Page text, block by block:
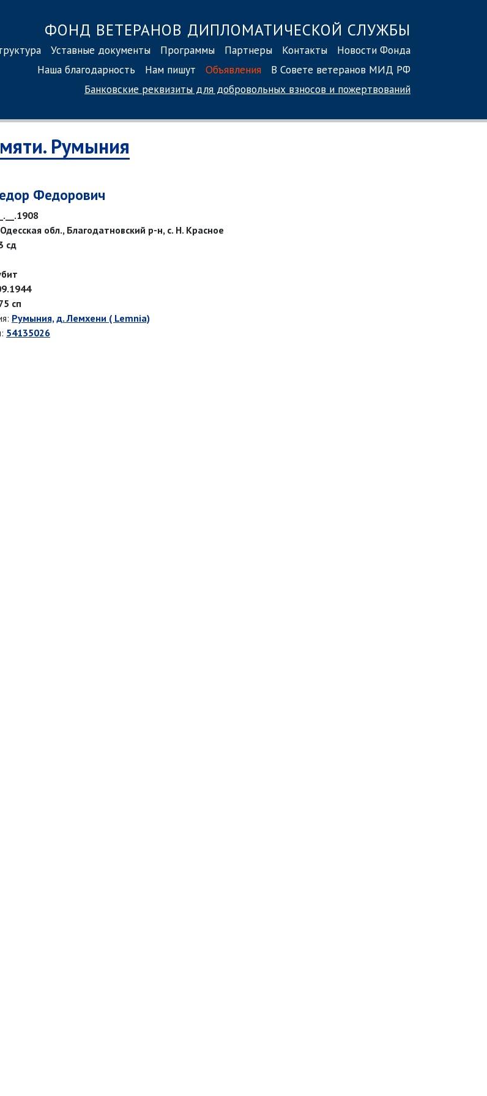
ФОНД ВЕТЕРАНОВ ДИПЛОМАТИЧЕСКОЙ СЛУЖБЫ
Уставные документы Программы Партнеры Контакты
Новости Фонда
Наша благодарность
Нам пишут Объявления
В Совете ветеранов МИД РФ
Банковские реквизиты для добровольных взносов и пожертвований
Румыния
Федорович
__.__.1908
Одесская обл., Благодатновский р-н, с. Н. Красное
сд
сп
Румыния, д. Лемхени ( Lemnia)
54135026